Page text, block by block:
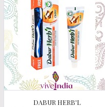
DABUR HERB'L